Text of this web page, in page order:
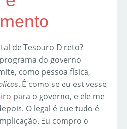
de Tesouro Direto?
do governo
como pessoa física,
. É como se eu estivesse
para o governo, e ele me
O legal é que tudo é
Eu compro o